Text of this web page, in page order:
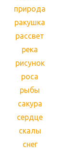
природа
ракушка
рассвет
река
рисунок
роса
рыбы
сакура
сердце
скалы
снег